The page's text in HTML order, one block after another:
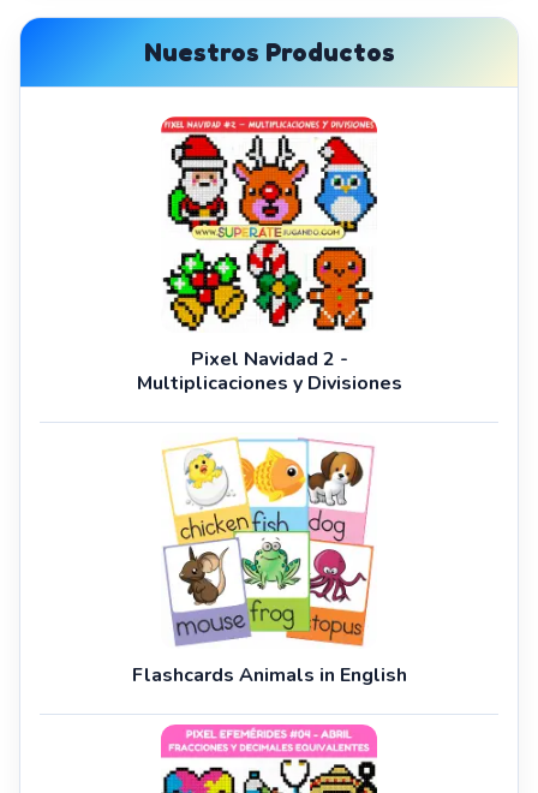
Nuestros Productos
Pixel Navidad 2 -
Multiplicaciones y Divisiones
Flashcards Animals in English